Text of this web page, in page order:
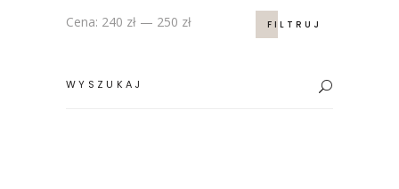
Cena
Cena
FILTRUJ
Cena: 240 zł — 250 zł
for: